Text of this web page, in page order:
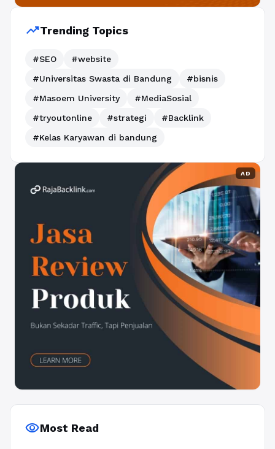
trending_upTrending Topics
#SEO
#website
#Universitas Swasta di Bandung
#bisnis
#Masoem University
#MediaSosial
#tryoutonline
#strategi
#Backlink
#Kelas Karyawan di bandung
AD
visibilityMost Read